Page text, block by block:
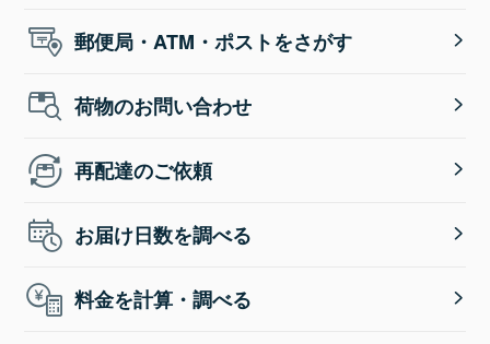
郵便局・ATM・ポストをさがす
荷物のお問い合わせ
再配達のご依頼
お届け日数を調べる
料金を計算・調べる